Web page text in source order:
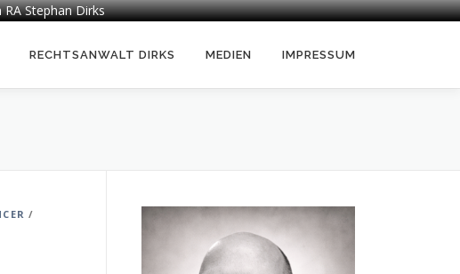
Stephan Dirks
RECHTSANWALT DIRKS MEDIEN IMPRESSUM
/